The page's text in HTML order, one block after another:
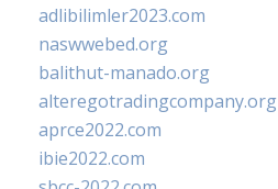
adlibilimler2023.com
naswwebed.org
balithut-manado.org
alteregotradingcompany.org
aprce2022.com
ibie2022.com